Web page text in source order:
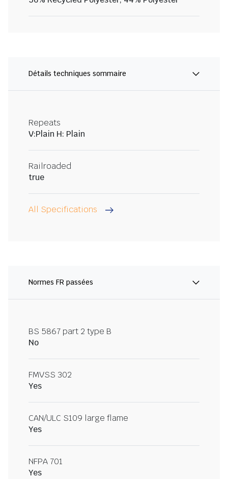
Détails techniques sommaire
Repeats
V:Plain H: Plain
Railroaded
true
All Specifications
Normes FR passées
BS 5867 part 2 type B
No
FMVSS 302
Yes
CAN/ULC S109 large flame
Yes
NFPA 701
Yes